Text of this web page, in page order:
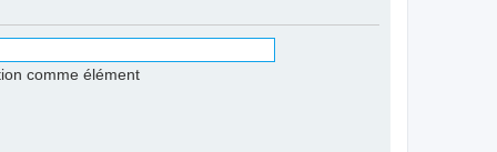
comme élément